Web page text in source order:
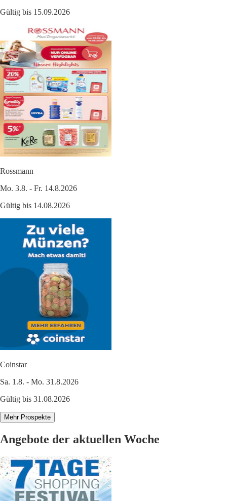
Gültig bis 15.09.2026
Rossmann
Mo. 3.8. - Fr. 14.8.2026
Gültig bis 14.08.2026
Coinstar
Sa. 1.8. - Mo. 31.8.2026
Gültig bis 31.08.2026
Mehr Prospekte
Angebote der aktuellen Woche